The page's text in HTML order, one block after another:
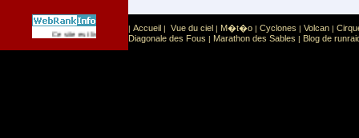
Ce site est list� dans la cat�gorie Sport: Sports extr�mes
| Accueil | Vue du ciel | M�t�o | Cyclones | Volcan |
Diagonale des Fous | Marathon des Sables | Blog de